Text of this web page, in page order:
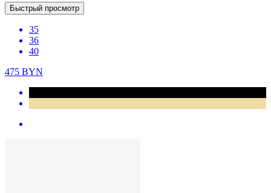
Быстрый просмотр
35
36
40
475 BYN